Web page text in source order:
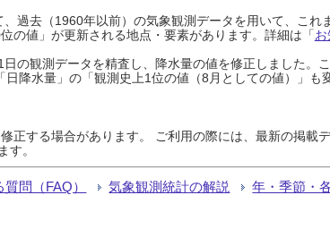
過去（1960年以前）の気象観測データを用いて、これ
の値」が更新される地点・要素があります。詳細は「お
の観測データを精査し、降水量の値を修正しました。
日降水量」の「観測史上1位の値（8月としての値）」
正する場合があります。 ご利用の際には、最新の掲載
す。
問（FAQ） 気象観測統計の解説 年・季節・